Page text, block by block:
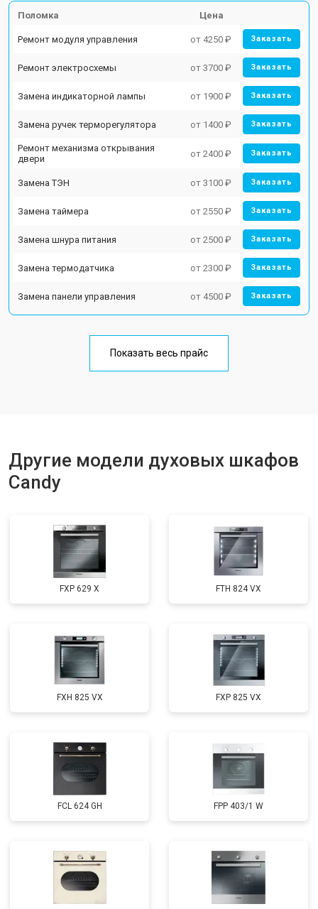
Поломка Цена
Ремонт модуля управления от 4250 ₽ Заказать
Ремонт электросхемы от 3700 ₽ Заказать
Замена индикаторной лампы от 1900 ₽ Заказать
Замена ручек терморегулятора от 1400 ₽ Заказать
Ремонт механизма открывания
двери
от 2400 ₽ Заказать
Замена ТЭН от 3100 ₽ Заказать
Замена таймера от 2550 ₽ Заказать
Замена шнура питания от 2500 ₽ Заказать
Замена термодатчика от 2300 ₽ Заказать
Замена панели управления от 4500 ₽ Заказать
Показать весь прайс
Другие модели духовых шкафов
Candy
FXP 629 X FTH 824 VX
FXH 825 VX FXP 825 VX
FCL 624 GH FPP 403/1 W